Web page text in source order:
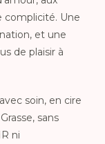
complicité. Une
et une
de plaisir à
soin, en cire
sans
ni